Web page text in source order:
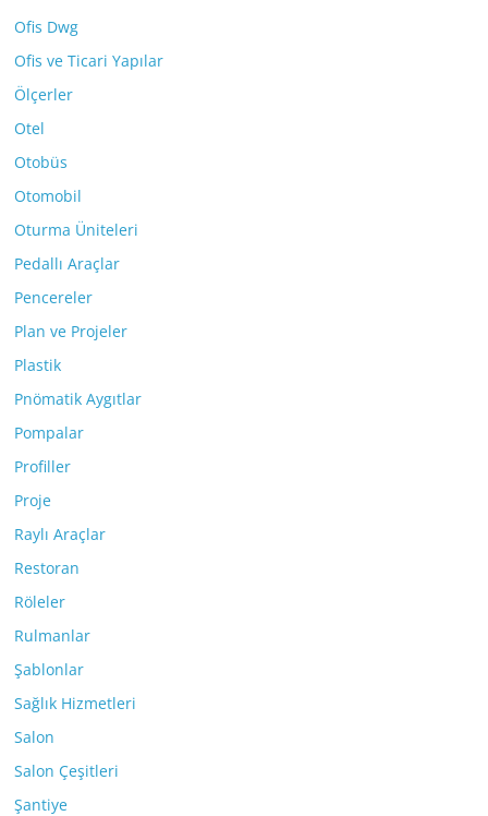
Ofis Dwg
Ofis ve Ticari Yapılar
Ölçerler
Otel
Otobüs
Otomobil
Oturma Üniteleri
Pedallı Araçlar
Pencereler
Plan ve Projeler
Plastik
Pnömatik Aygıtlar
Pompalar
Profiller
Proje
Raylı Araçlar
Restoran
Röleler
Rulmanlar
Şablonlar
Sağlık Hizmetleri
Salon
Salon Çeşitleri
Şantiye